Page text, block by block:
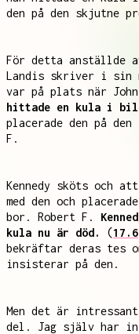
den på den skjutne
För detta anställde
Landis skriver i sin
var på plats när
hittade en kula i
placerade den på
F.
Kennedy sköts och
med den och
bor. Robert F.
kula nu är död.
(17.6
bekräftar deras tes
insisterar på den.
Men det är
del. Jag själv har